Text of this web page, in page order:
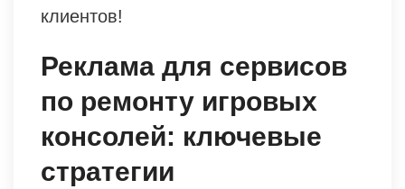
клиентов!
Реклама для сервисов
по ремонту игровых
консолей: ключевые
стратегии